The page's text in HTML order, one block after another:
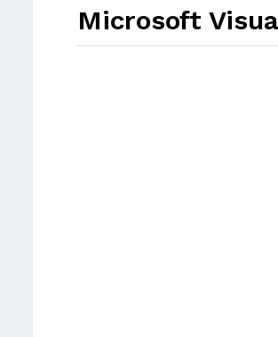
Microsoft